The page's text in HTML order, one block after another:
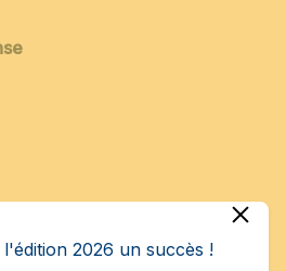
2026 un succès !